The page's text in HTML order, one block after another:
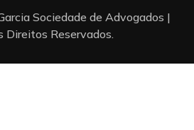
Sociedade de Advogados |
Direitos Reservados.